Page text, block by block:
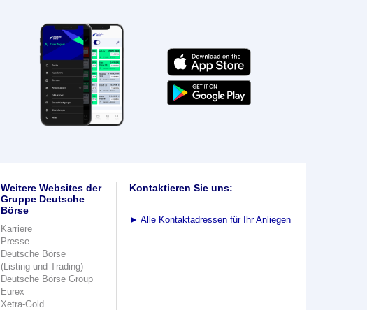
Weitere Websites der
Gruppe Deutsche
Börse
Karriere
Presse
Deutsche Börse
(Listing und Trading)
Deutsche Börse Group
Eurex
Xetra-Gold
Kontaktieren Sie uns:
► Alle Kontaktadressen für Ihr Anliegen